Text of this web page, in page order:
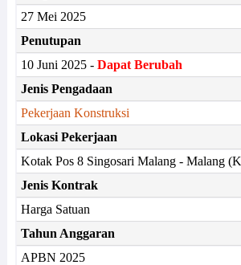
27 Mei 2025
Penutupan
10 Juni 2025 - Dapat Berubah
Jenis Pengadaan
Pekerjaan Konstruksi
Lokasi Pekerjaan
Kotak Pos 8 Singosari Malang - Malang
Jenis Kontrak
Harga Satuan
Tahun Anggaran
APBN 2025